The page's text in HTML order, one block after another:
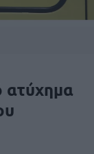
ατύχημα